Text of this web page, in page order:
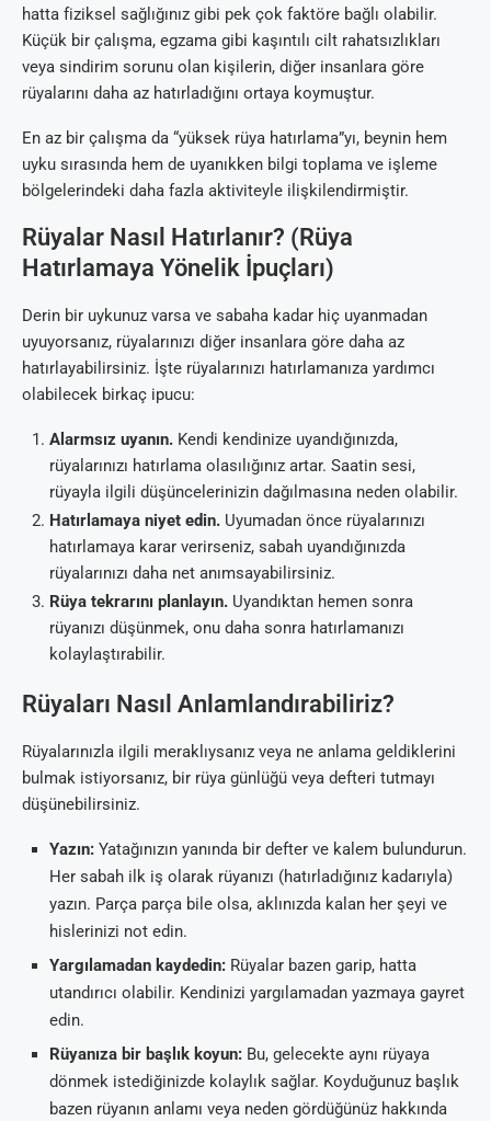
hatta fiziksel sağlığınız gibi pek çok faktöre bağlı olabilir.
Küçük bir çalışma, egzama gibi kaşıntılı cilt rahatsızlıkları
veya sindirim sorunu olan kişilerin, diğer insanlara göre
rüyalarını daha az hatırladığını ortaya koymuştur.
En az bir çalışma da “yüksek rüya hatırlama”yı, beynin hem
uyku sırasında hem de uyanıkken bilgi toplama ve işleme
bölgelerindeki daha fazla aktiviteyle ilişkilendirmiştir.
Rüyalar Nasıl Hatırlanır? (Rüya
Hatırlamaya Yönelik İpuçları)
Derin bir uykunuz varsa ve sabaha kadar hiç uyanmadan
uyuyorsanız, rüyalarınızı diğer insanlara göre daha az
hatırlayabilirsiniz. İşte rüyalarınızı hatırlamanıza yardımcı
olabilecek birkaç ipucu:
Alarmsız uyanın. Kendi kendinize uyandığınızda,
rüyalarınızı hatırlama olasılığınız artar. Saatin sesi,
rüyayla ilgili düşüncelerinizin dağılmasına neden olabilir.
Hatırlamaya niyet edin. Uyumadan önce rüyalarınızı
hatırlamaya karar verirseniz, sabah uyandığınızda
rüyalarınızı daha net anımsayabilirsiniz.
Rüya tekrarını planlayın. Uyandıktan hemen sonra
rüyanızı düşünmek, onu daha sonra hatırlamanızı
kolaylaştırabilir.
Rüyaları Nasıl Anlamlandırabiliriz?
Rüyalarınızla ilgili meraklıysanız veya ne anlama geldiklerini
bulmak istiyorsanız, bir rüya günlüğü veya defteri tutmayı
düşünebilirsiniz.
Yazın: Yatağınızın yanında bir defter ve kalem bulundurun.
Her sabah ilk iş olarak rüyanızı (hatırladığınız kadarıyla)
yazın. Parça parça bile olsa, aklınızda kalan her şeyi ve
hislerinizi not edin.
Yargılamadan kaydedin: Rüyalar bazen garip, hatta
utandırıcı olabilir. Kendinizi yargılamadan yazmaya gayret
edin.
Rüyanıza bir başlık koyun: Bu, gelecekte aynı rüyaya
dönmek istediğinizde kolaylık sağlar. Koyduğunuz başlık
bazen rüyanın anlamı veya neden gördüğünüz hakkında